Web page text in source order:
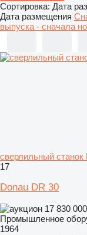
Сортировка: Дата
Дата размещения
выпуска - сначала
сверлильный станок
17
Donau DR 30
17 830
Промышленное
1964